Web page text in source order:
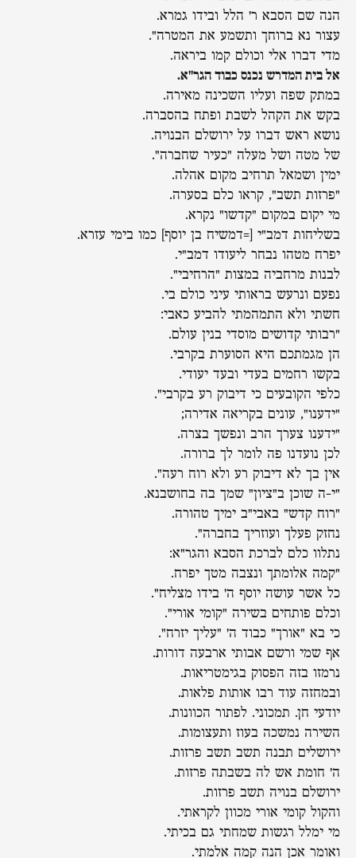
הנה שם הסבא ר' הלל ובידו גמרא.
עצור נא ברוחך ותשמע את המטרה".
מדי דברו אלי וכולם קמו ביראה.
אל בית המדרש נכנס כבוד הגר"א.
במתק שפה ועליו השכינה מאירה.
בקש את הקהל לשבת ופתח בהסברה.
נושא ראש דברו על ירושלם הבנויה.
של מטה ושל מעלה "כעיר שחברה".
ימין ושמאל תרחיב מקום אהלה.
"פרזות תשב", קראו כלם בסערה.
מי יקום במקום "קדשו" נקרא.
בשליחות דמב"י [=דמשיח בן יוסף] כמו בימי עזרא.
יפרח מטהו נבחר ליעודו דמב"י.
לבנות מרחביה במצות "הרחיבי".
נפעם ונרעש בראותי עיני כולם בי.
חשתי ולא התמהמתי להביע כאבי:
"רבותי קדושים מוסדי בנין עולם.
הן מגמתכם היא הסוערת בקרבי.
בקשו רחמים בעדי ובעד יעודי.
כלפי הקובעים כי דיבוק רע בקרבי".
"ידענו", עונים בקריאה אדירה;
"ידענו צערך הרב ונפשך בצרה.
לכן נועדנו פה לומר לך ברורה.
אין בך לא דיבוק רע ולא רוח רעה".
"י-ה שוכן ב"ציון" שמך בה בחושבנא.
"רוח קדש" באבי"ב ימיך טהורה.
נחזק פעלך ועוזריך בחברה".
נתלוו כלם לברכת הסבא והגר"א:
"קמה אלומתך ונצבה מטך יפרח.
כל אשר עושה יוסף ה' בידו מצליח".
וכלם פותחים בשירה "קומי אורי".
כי בא "אורך" כבוד ה' "עליך יזרח".
אף שמי ורשם אבותי ארבעה דורות.
נרמזו בזה הפסוק בגימטריאות.
ובמחזה עוד רבו אותות פלאות.
יודעי חן. תמכוני. לפתור הכוונות.
השירה נמשכה בעוז ותעצומות.
ירושלים תבנה תשב תשב פרזות.
ה' חומת אש לה בשבתה פרזות.
ירושלם בנויה תשב פרזות.
והקול קומי אורי מכוון לקראתי.
מי ימלל רגשות שמחתי גם בכיתי.
ואומר אכן הנה קמה אלמתי.